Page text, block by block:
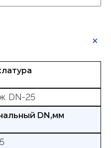
DN-25
DN,мм